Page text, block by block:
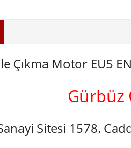
Çıkma Motor EU5
Gürbüz
Sanayi Sitesi 1578.